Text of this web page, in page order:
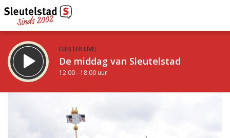
LUISTER LIVE:
De middag van Sleutelstad
12.00 - 18.00 uur
De avond van Sleutelstad